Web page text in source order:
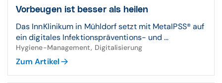
Vorbeugen ist besser als heilen
Das InnKlinikum in Mühldorf setzt mit MetaIPSS® auf
ein digitales Infektionspräventions- und ...
Hygiene-Management, Digitalisierung
Zum Artikel